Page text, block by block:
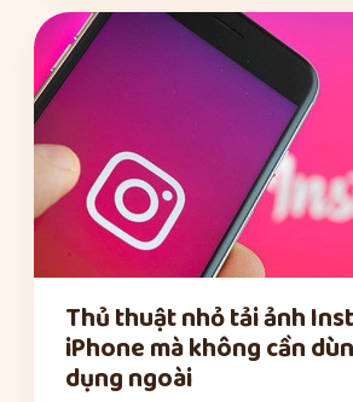
Thủ thuật nhỏ tải ảnh
iPhone mà không cần
dụng ngoài